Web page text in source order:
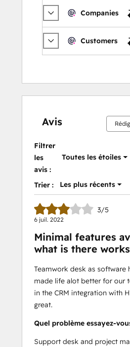
Companies
Customers
Avis
Filtrer
les
avis :
Toutes les étoiles
Trier : Les plus récents
3/5
6 juil. 2022
Minimal features
what is there
Teamwork desk as software
made life alot better for our
in the CRM integration with
great.
Quel problème essayez-
Support desk and project